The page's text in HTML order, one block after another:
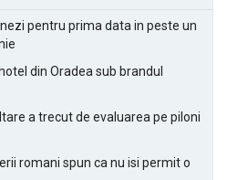
pentru prima data in peste un
din Oradea sub brandul
a trecut de evaluarea pe piloni
romani spun ca nu isi permit o